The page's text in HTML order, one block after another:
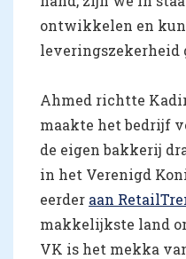
ontwikkelen en
leveringszekerheid
Ahmed richtte
maakte het bedrijf
de eigen bakkerij
in het Verenigd
eerder aan
makkelijkste land
VK is het mekka